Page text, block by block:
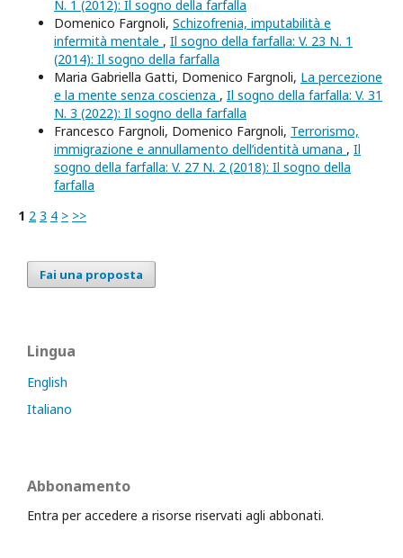
N. 1 (2012): Il sogno della farfalla
Domenico Fargnoli, Schizofrenia, imputabilità e
infermità mentale , Il sogno della farfalla: V. 23 N. 1
(2014): Il sogno della farfalla
Maria Gabriella Gatti, Domenico Fargnoli, La percezione
e la mente senza coscienza , Il sogno della farfalla: V. 31
N. 3 (2022): Il sogno della farfalla
Francesco Fargnoli, Domenico Fargnoli, Terrorismo,
immigrazione e annullamento dell’identità umana , Il
sogno della farfalla: V. 27 N. 2 (2018): Il sogno della
farfalla
1 2 3 4 > >>
Fai una proposta
Lingua
English
Italiano
Abbonamento
Entra per accedere a risorse riservati agli abbonati.